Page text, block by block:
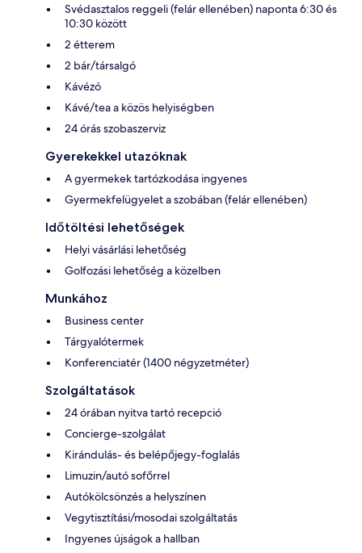
Svédasztalos reggeli (felár ellenében) naponta 6:30 és
10:30 között
2 étterem
2 bár/társalgó
Kávézó
Kávé/tea a közös helyiségben
24 órás szobaszerviz
Gyerekekkel utazóknak
A gyermekek tartózkodása ingyenes
Gyermekfelügyelet a szobában (felár ellenében)
Időtöltési lehetőségek
Helyi vásárlási lehetőség
Golfozási lehetőség a közelben
Munkához
Business center
Tárgyalótermek
Konferenciatér (1400 négyzetméter)
Szolgáltatások
24 órában nyitva tartó recepció
Concierge-szolgálat
Kirándulás- és belépőjegy-foglalás
Limuzin/autó sofőrrel
Autókölcsönzés a helyszínen
Vegytisztítási/mosodai szolgáltatás
Ingyenes újságok a hallban